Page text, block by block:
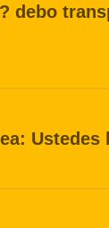
debo
Ustedes